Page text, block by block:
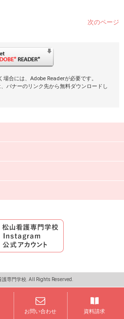
次のページ
合には、Adobe Readerが必要です。
バナーのリンク先から無料ダウンロードし
専門学校. All Rights Reserved.
お問い合わせ 資料請求